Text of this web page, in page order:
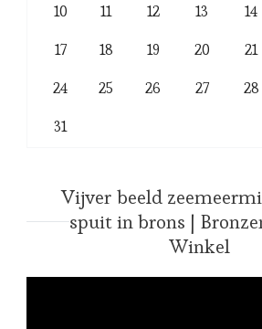
10
11 12 13 14
17
18 19 20 21
24
25 26 27 28
31
Vijver beeld
spuit in brons |
Winkel